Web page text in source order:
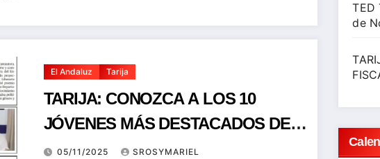
El Andaluz Tarija
TARIJA: CONOZCA A LOS 10
JÓVENES MÁS DESTACADOS DEL
AÑO, UNA GENERACIÓN QUE
05/11/2025 SROSYMARIEL
TED
de